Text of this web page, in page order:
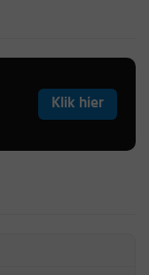
Klik hier